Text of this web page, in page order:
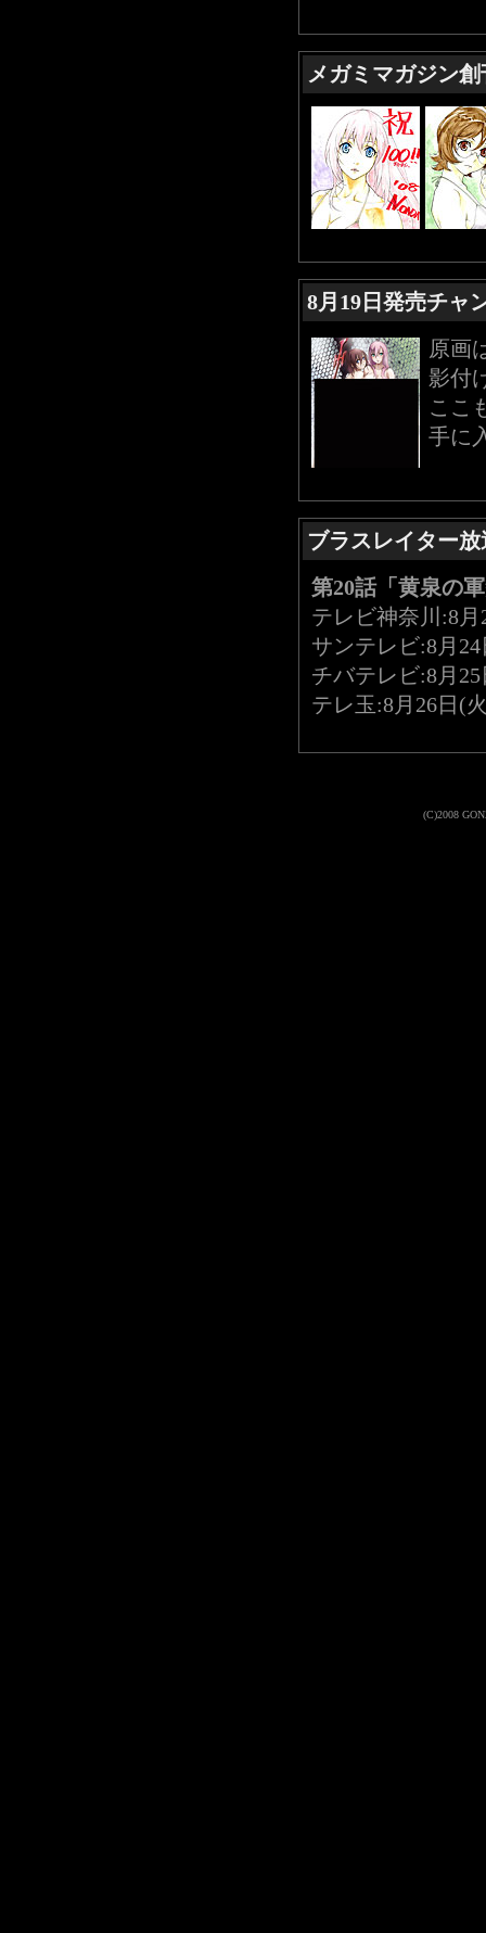
メガミマガジン
8月19日発売チャ
原画
影付
ここ
手に
ブラスレイター
第20話「黄泉の
テレビ神奈川:8
サンテレビ:8月
チバテレビ:8月
テレ玉:8月26日(
(C)2008